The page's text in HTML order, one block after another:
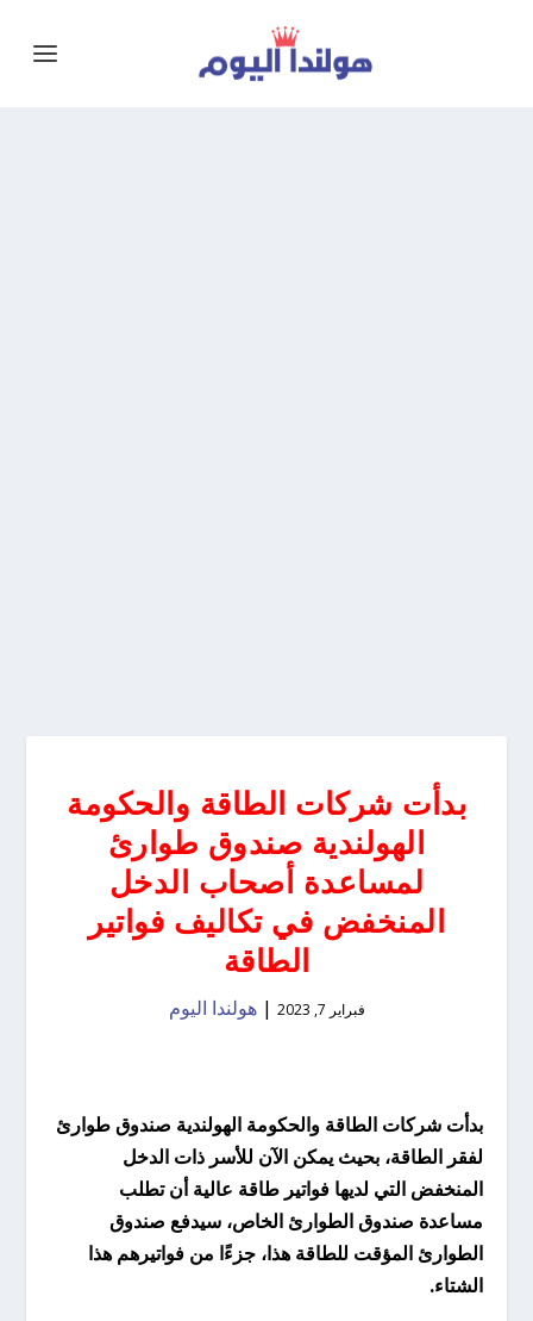
بدأت شركات الطاقة والحكومة
الهولندية صندوق طوارئ
لمساعدة أصحاب الدخل
المنخفض في تكاليف فواتير
الطاقة
فبراير 7, 2023 |هولندا اليوم
بدأت شركات الطاقة والحكومة الهولندية صندوق طوارئ
لفقر الطاقة،بحيث يمكن الآن للأسر ذات الدخل
المنخفض التي لديها فواتير طاقة عالية أن تطلب
مساعدة صندوق الطوارئ الخاص، سيدفع صندوق
الطوارئ المؤقت للطاقة هذا، جزءًا من فواتيرهم هذا
الشتاء.